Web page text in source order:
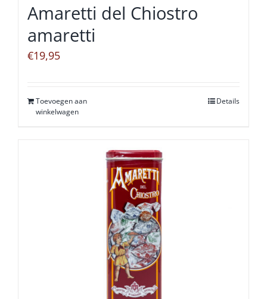
Amaretti del Chiostro
amaretti
€19,95
Toevoegen aan
winkelwagen
Details